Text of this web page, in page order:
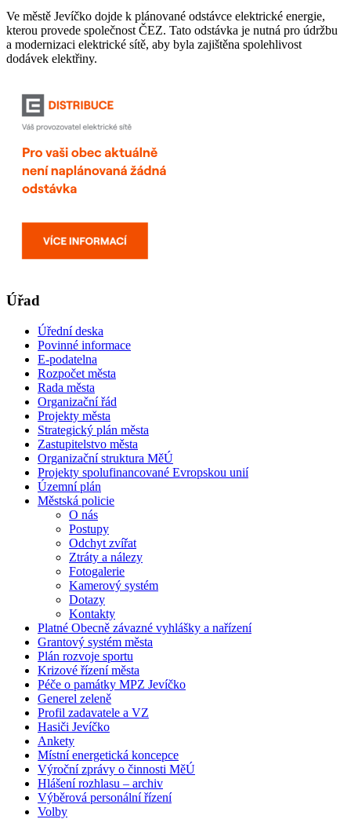
Ve městě Jevíčko dojde k plánované odstávce elektrické energie,
kterou provede společnost ČEZ. Tato odstávka je nutná pro údržbu
a modernizaci elektrické sítě, aby byla zajištěna spolehlivost
dodávek elektřiny.
Úřad
Úřední deska
Povinné informace
E-podatelna
Rozpočet města
Rada města
Organizační řád
Projekty města
Strategický plán města
Zastupitelstvo města
Organizační struktura MěÚ
Projekty spolufinancované Evropskou unií
Územní plán
Městská policie
O nás
Postupy
Odchyt zvířat
Ztráty a nálezy
Fotogalerie
Kamerový systém
Dotazy
Kontakty
Platné Obecně závazné vyhlášky a nařízení
Grantový systém města
Plán rozvoje sportu
Krizové řízení města
Péče o památky MPZ Jevíčko
Generel zeleně
Profil zadavatele a VZ
Hasiči Jevíčko
Ankety
Místní energetická koncepce
Výroční zprávy o činnosti MěÚ
Hlášení rozhlasu – archiv
Výběrová personální řízení
Volby